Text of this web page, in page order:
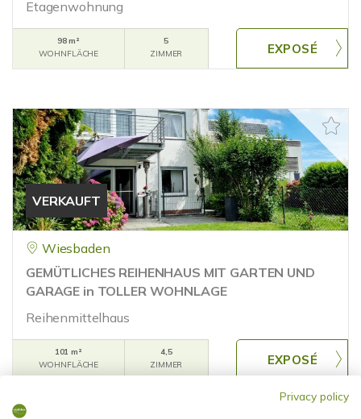
Etagenwohnung
98 m²
WOHNFLÄCHE
5
ZIMMER
VERKAUFT
Wiesbaden
GEMÜTLICHES REIHENHAUS MIT GARTEN UND
GARAGE in TOLLER WOHNLAGE
Reihenmittelhaus
101 m²
WOHNFLÄCHE
4,5
ZIMMER
Privacy policy